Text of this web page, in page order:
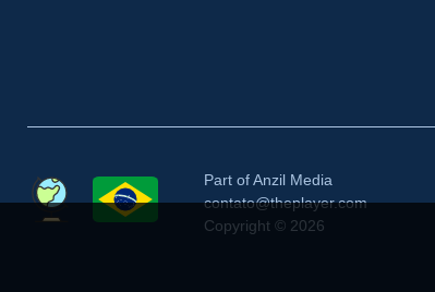
Part of Anzil Media
contato@theplayer.com
Copyright © 2026